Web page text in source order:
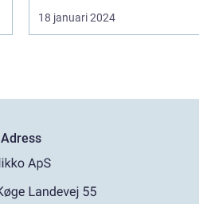
18 januari 2024
Adress